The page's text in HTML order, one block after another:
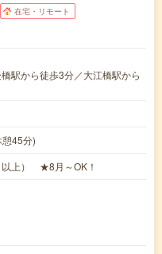
在宅・リモート
駅から徒歩3分／大江橋駅から
45分)
以上） ★8月～OK！